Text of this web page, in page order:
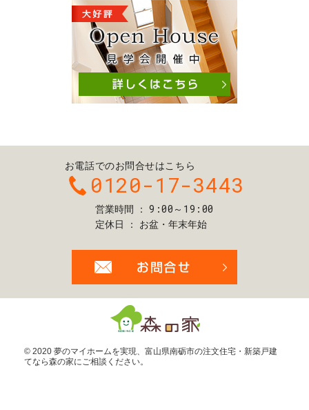
お電話でのお問合せはこちら
0120-17-3443
営業時間 9:00～19:00
定休日 お盆・年末年始
© 2020 夢のマイホームを実現、 富山県南砺市の注文住宅・新築戸建
てなら森の家にご相談ください。